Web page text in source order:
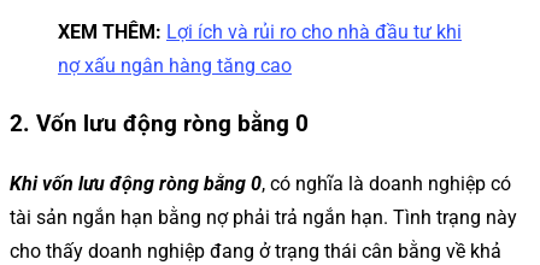
XEM THÊM: Lợi ích và rủi ro cho nhà đầu tư khi
nợ xấu ngân hàng tăng cao
2. Vốn lưu động ròng bằng 0
Khi vốn lưu động ròng bằng 0, có nghĩa là doanh nghiệp có
tài sản ngắn hạn bằng nợ phải trả ngắn hạn. Tình trạng này
cho thấy doanh nghiệp đang ở trạng thái cân bằng về khả